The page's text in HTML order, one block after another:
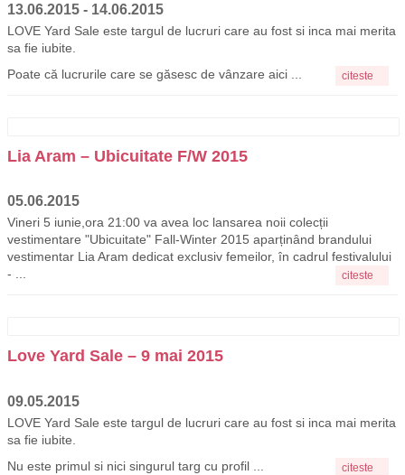
13.06.2015 - 14.06.2015
LOVE Yard Sale este targul de lucruri care au fost si inca mai merita
sa fie iubite.
Poate că lucrurile care se găsesc de vânzare aici ...
citeste
Lia Aram – Ubicuitate F/W 2015
05.06.2015
Vineri 5 iunie,ora 21:00 va avea loc lansarea noii colecții
vestimentare "Ubicuitate" Fall-Winter 2015 aparținând brandului
vestimentar Lia Aram dedicat exclusiv femeilor, în cadrul festivalului
- ...
citeste
Love Yard Sale – 9 mai 2015
09.05.2015
LOVE Yard Sale este targul de lucruri care au fost si inca mai merita
sa fie iubite.
Nu este primul si nici singurul targ cu profil ...
citeste